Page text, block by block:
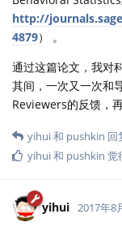
http://
4879） 。
通过这篇论文，我对
其间，一次又一次和
Reviewers的反馈，
yihui和 pushkin 回
yihui和 pushkin 觉
yihui 2017年8